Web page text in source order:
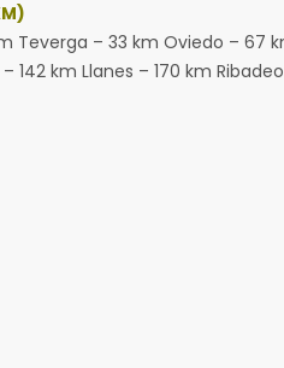
Teverga – 33 km Oviedo – 67
142 km Llanes – 170 km